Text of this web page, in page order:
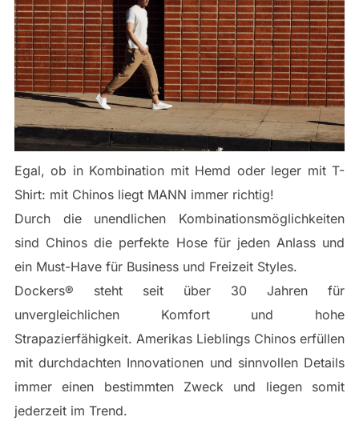
Egal, ob in Kombination mit Hemd oder leger mit T-
Shirt: mit Chinos liegt MANN immer richtig!
Durch die unendlichen Kombinationsmöglichkeiten
sind Chinos die perfekte Hose für jeden Anlass und
ein Must-Have für Business und Freizeit Styles.
Dockers® steht seit über 30 Jahren für
unvergleichlichen Komfort und hohe
Strapazierfähigkeit. Amerikas Lieblings Chinos erfüllen
mit durchdachten Innovationen und sinnvollen Details
immer einen bestimmten Zweck und liegen somit
jederzeit im Trend.